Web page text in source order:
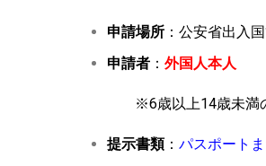
申請場所 ：公安省出入
申請者 ： 外国人本人
※6歳以上14歳未満
提示書類： パスポート